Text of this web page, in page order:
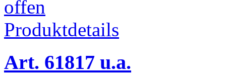
Produktdetails
Art. 61817 u.a.